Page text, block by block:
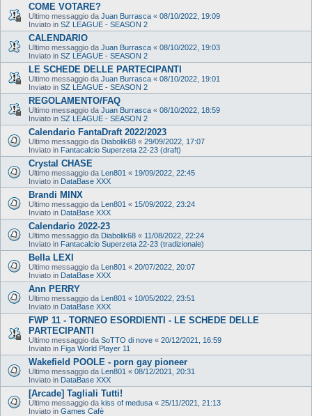
COME VOTARE?
Ultimo messaggio da Juan Burrasca « 08/10/2022, 19:09
Inviato in SZ LEAGUE - SEASON 2
CALENDARIO
Ultimo messaggio da Juan Burrasca « 08/10/2022, 19:03
Inviato in SZ LEAGUE - SEASON 2
LE SCHEDE DELLE PARTECIPANTI
Ultimo messaggio da Juan Burrasca « 08/10/2022, 19:01
Inviato in SZ LEAGUE - SEASON 2
REGOLAMENTO/FAQ
Ultimo messaggio da Juan Burrasca « 08/10/2022, 18:59
Inviato in SZ LEAGUE - SEASON 2
Calendario FantaDraft 2022/2023
Ultimo messaggio da Diabolik68 « 29/09/2022, 17:07
Inviato in Fantacalcio Superzeta 22-23 (draft)
Crystal CHASE
Ultimo messaggio da Len801 « 19/09/2022, 22:45
Inviato in DataBase XXX
Brandi MINX
Ultimo messaggio da Len801 « 15/09/2022, 23:24
Inviato in DataBase XXX
Calendario 2022-23
Ultimo messaggio da Diabolik68 « 11/08/2022, 22:24
Inviato in Fantacalcio Superzeta 22-23 (tradizionale)
Bella LEXI
Ultimo messaggio da Len801 « 20/07/2022, 20:07
Inviato in DataBase XXX
Ann PERRY
Ultimo messaggio da Len801 « 10/05/2022, 23:51
Inviato in DataBase XXX
FWP 11 - TORNEO ESORDIENTI - LE SCHEDE DELLE
PARTECIPANTI
Ultimo messaggio da SoTTO di nove « 20/12/2021, 16:59
Inviato in Figa World Player 11
Wakefield POOLE - porn gay pioneer
Ultimo messaggio da Len801 « 08/12/2021, 20:31
Inviato in DataBase XXX
[Arcade] Tagliali Tutti!
Ultimo messaggio da kiss of medusa « 25/11/2021, 21:13
Inviato in Games Cafè